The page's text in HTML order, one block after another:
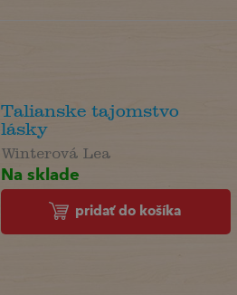
Talianske tajomstvo
lásky
Winterová Lea
Na sklade
pridať do košíka